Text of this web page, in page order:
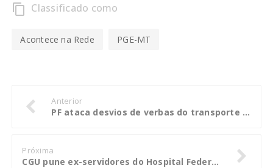
content_copy Classificado como
Acontece na Rede PGE-MT
Anterior
PF ataca desvios de verbas do transporte escolar na Bahia
Próxima
CGU pune ex-servidores do Hospital Federal dos Servidores do Estado do Rio de Janeiro